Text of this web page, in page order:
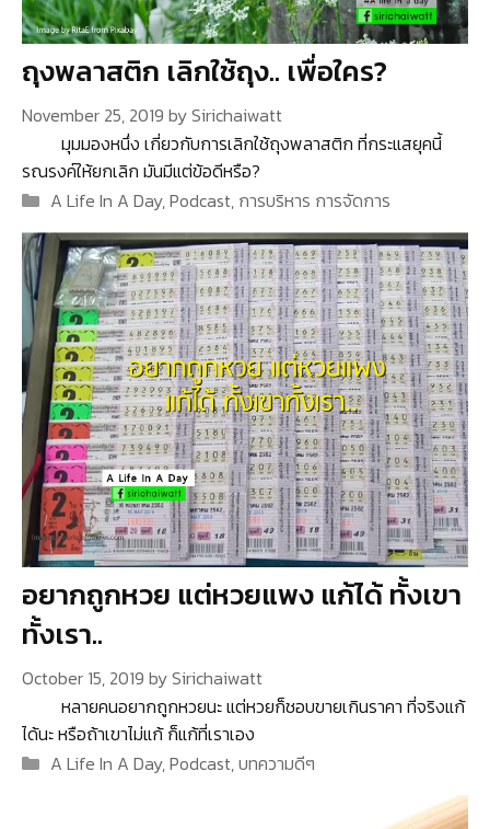
ถุงพลาสติก เลิกใช้ถุง.. เพื่อใคร?
November 25, 2019 bySirichaiwatt
มุมมองหนึ่ง เกี่ยวกับการเลิกใช้ถุงพลาสติก ที่กระแสยุคนี้
รณรงค์ให้ยกเลิก มันมีแต่ข้อดีหรือ?
Categories
A Life In A Day,Podcast, การบริหาร การจัดการ
อยากถูกหวย แต่หวยแพง แก้ได้ ทั้งเขา
ทั้งเรา..
October 15, 2019 bySirichaiwatt
หลายคนอยากถูกหวยนะ แต่หวยก็ชอบขายเกินราคา ที่จริงแก้
ได้นะ หรือถ้าเขาไม่แก้ ก็แก้ที่เราเอง
Categories
A Life In A Day,Podcast,บทความดีๆ